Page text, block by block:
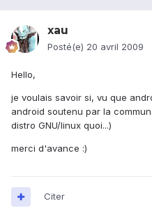
xau
Posté(e) 20 avril 2009
Hello,
je voulais savoir si, vu que
android soutenu par la
distro GNU/linux quoi...)
merci d'avance :)
Citer